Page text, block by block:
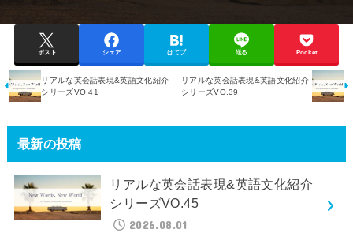
ポスト シェア はてブ 送る Pocket
リアルな英会話表現&英語文化紹介
シリーズVO.41
リアルな英会話表現&英語文化紹介
シリーズVO.39
最新の投稿
リアルな英会話表現&英語文化紹介
シリーズVO.45
2026.08.01